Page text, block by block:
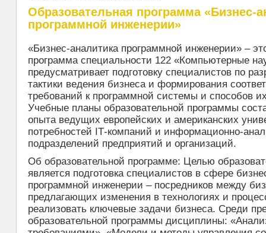
Образовательная программа «Бизнес-
программной инженерии»
«Бизнес-аналитика программной инженерии» –
программа специальности 122 «Компьютерные
предусматривает подготовку специалистов по
тактики ведения бизнеса и формирования
требований к программной системы и способов
Учебные планы образовательной программы
опыта ведущих европейских и американских
потребностей ІТ-компаний и информационно-
подразделений предприятий и организаций.
Об образовательной программе: Целью
является подготовка специалистов в сфере
программной инженерии – посредников между
предлагающих изменения в технологиях и
реализовать ключевые задачи бизнеса. Среди
образовательной программы дисциплины: